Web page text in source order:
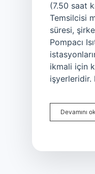
(7.50 saat
Temsilcisi
süresi,
Pompacı
ikmali için
işyerleridir.
Devamını